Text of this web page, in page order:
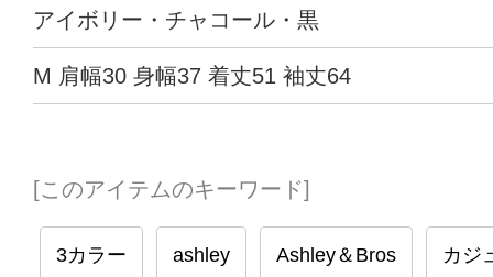
アイボリー・チャコール・黒
M 肩幅30 身幅37 着丈51 袖丈64
[このアイテムのキーワード]
3カラー ashley Ashley＆Bros カジ